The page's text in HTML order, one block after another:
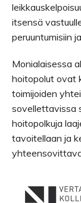
itsensä
peruuntumisiin
Monialaisessa
hoitopolut ovat
toimijoiden
sovellettavissa
hoitopolkuja
tavoitellaan ja